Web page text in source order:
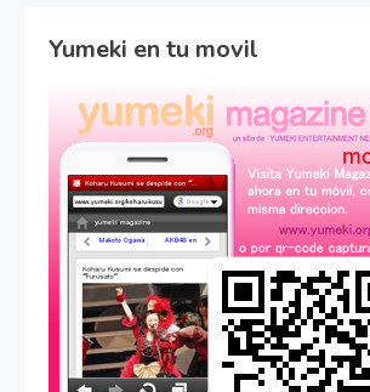
Yumeki en tu movil